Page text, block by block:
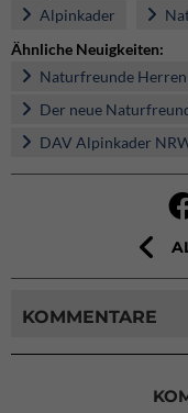
Alpinkader
Ähnliche Neuigkeiten:
Naturfreunde
Der neue
DAV Alpinkader
KOMMENTARE